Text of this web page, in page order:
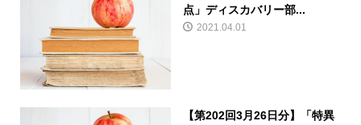
点」ディスカバリー部...
2021.04.01
【第202回3月26日分】「特異